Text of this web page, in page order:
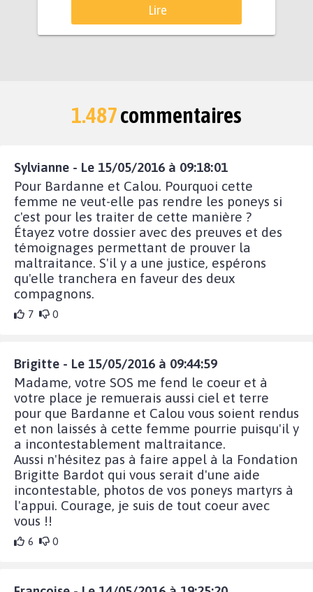
Lire
1.487commentaires
Sylvianne - Le 15/05/2016 à 09:18:01
Pour Bardanne et Calou. Pourquoi cette
femme ne veut-elle pas rendre les poneys si
c'est pour les traiter de cette manière ?
Étayez votre dossier avec des preuves et des
témoignages permettant de prouver la
maltraitance. S'il y a une justice, espérons
qu'elle tranchera en faveur des deux
compagnons.
7 0
Brigitte - Le 15/05/2016 à 09:44:59
Madame, votre SOS me fend le coeur et à
votre place je remuerais aussi ciel et terre
pour que Bardanne et Calou vous soient rendus
et non laissés à cette femme pourrie puisqu'il y
a incontestablement maltraitance.
Aussi n'hésitez pas à faire appel à la Fondation
Brigitte Bardot qui vous serait d'une aide
incontestable, photos de vos poneys martyrs à
l'appui. Courage, je suis de tout coeur avec
vous !!
6 0